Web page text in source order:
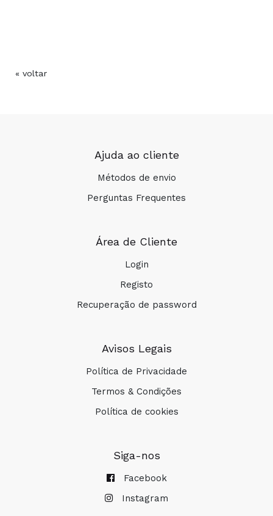
« voltar
Ajuda ao cliente
Métodos de envio
Perguntas Frequentes
Área de Cliente
Login
Registo
Recuperação de password
Avisos Legais
Política de Privacidade
Termos & Condições
Política de cookies
Siga-nos
Facebook
Instagram